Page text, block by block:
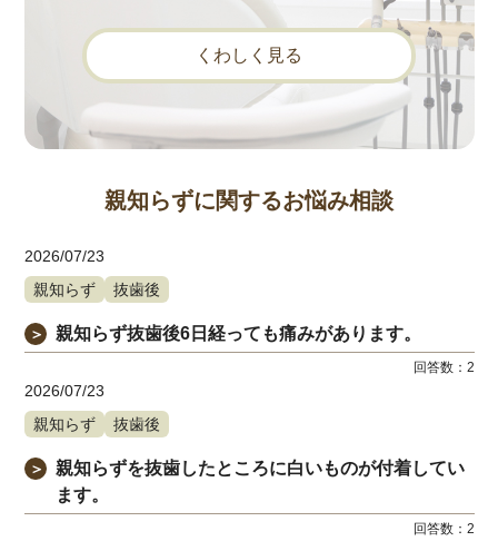
くわしく見る
親知らずに関するお悩み相談
2026/07/23
親知らず
抜歯後
＞ 親知らず抜歯後6日経っても痛みがあります。
回答数： 2
2026/07/23
親知らず
抜歯後
＞
親知らずを抜歯したところに白いものが付着してい
ます。
回答数： 2